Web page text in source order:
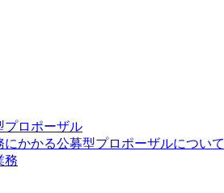
プロポーザル
かかる公募型プロポーザルについて
務